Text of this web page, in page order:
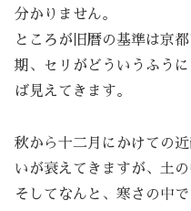
分かりません。
ところが旧暦の基準は京
期、セリがどういうふう
ば見えてきます。
秋から十二月にかけての
いが衰えてきますが、土
そしてなんと、寒さの中